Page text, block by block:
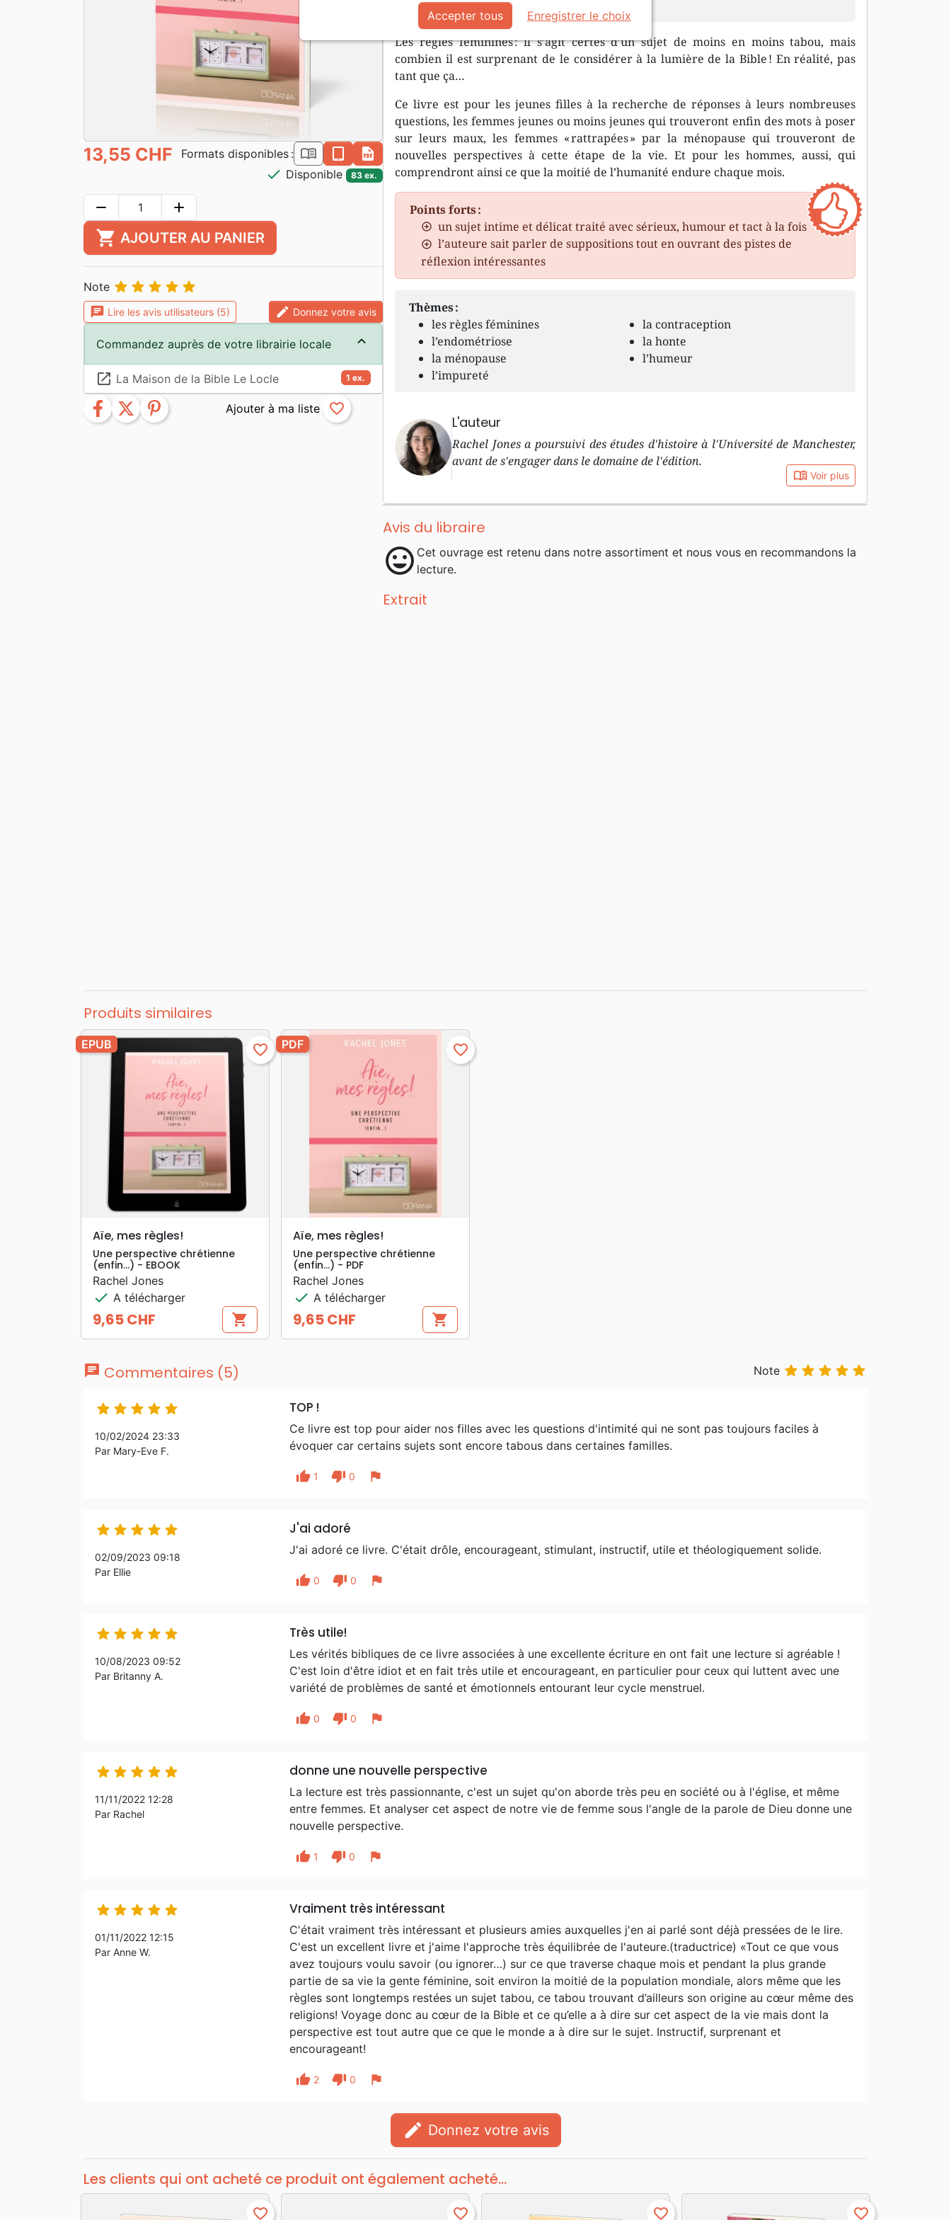
fonctionne pas correctement
Les règles féminines : il s’agit certes d’un sujet de moins en moins tabou, mais
combien il est surprenant de le considérer à la lumière de la Bible ! En réalité, pas
tant que ça…
Ce livre est pour les jeunes filles à la recherche de réponses à leurs nombreuses
questions, les femmes jeunes ou moins jeunes qui trouveront enfin des mots à poser
sur leurs maux, les femmes « rattrapées » par la ménopause qui trouveront de
nouvelles perspectives à cette étape de la vie. Et pour les hommes, aussi, qui
comprendront ainsi ce que la moitié de l’humanité endure chaque mois.
Points forts :
un sujet intime et délicat traité avec sérieux, humour et tact à la fois
l’auteure sait parler de suppositions tout en ouvrant des pistes de
réflexion intéressantes
Thèmes :
les règles féminines
l’endométriose
la ménopause
l’impureté
la contraception
la honte
l’humeur
L'auteur
Rachel Jones a poursuivi des études d'histoire à l'Université de Manchester,
avant de s'engager dans le domaine de l'édition.
book_open Voir plus
Avis du libraire
mood Cet ouvrage est retenu dans notre assortiment et nous vous en recommandons la
lecture.
Extrait
13,55 CHF Formats disponibles : book_open epub
pdf
check Disponible 83 ex.
remove add
shopping_cart AJOUTER AU PANIER
Note     
chat Lire les avis utilisateurs (5) edit Donnez votre avis
Commandez auprès de votre librairie locale
1 ex.
launch La Maison de la Bible Le Locle
facebook twitter pinterest favorite_border
Produits similaires
search APERÇU RAPIDE
EPUB favorite_border
Aïe, mes règles!
Une perspective chrétienne
(enfin…) - EBOOK
Rachel Jones
check A télécharger
Prix
9,65 CHF shopping_cart
search APERÇU RAPIDE
PDF favorite_border
Aïe, mes règles!
Une perspective chrétienne
(enfin…) - PDF
Rachel Jones
check A télécharger
Prix
9,65 CHF shopping_cart
chat Commentaires (5) Note     
    
10/02/2024 23:33
Par Mary-Eve F.
TOP !
Ce livre est top pour aider nos filles avec les questions d'intimité qui ne sont pas toujours faciles à
évoquer car certains sujets sont encore tabous dans certaines familles.
thumb_up 1 thumb_down 0 flag
    
02/09/2023 09:18
Par Ellie
J'ai adoré
J'ai adoré ce livre. C'était drôle, encourageant, stimulant, instructif, utile et théologiquement solide.
thumb_up 0 thumb_down 0 flag
    
10/08/2023 09:52
Par Britanny A.
Très utile!
Les vérités bibliques de ce livre associées à une excellente écriture en ont fait une lecture si agréable !
C'est loin d'être idiot et en fait très utile et encourageant, en particulier pour ceux qui luttent avec une
variété de problèmes de santé et émotionnels entourant leur cycle menstruel.
thumb_up 0 thumb_down 0 flag
    
11/11/2022 12:28
Par Rachel
donne une nouvelle perspective
La lecture est très passionnante, c'est un sujet qu'on aborde très peu en société ou à l'église, et même
entre femmes. Et analyser cet aspect de notre vie de femme sous l'angle de la parole de Dieu donne une
nouvelle perspective.
thumb_up 1 thumb_down 0 flag
    
01/11/2022 12:15
Par Anne W.
Vraiment très intéressant
C'était vraiment très intéressant et plusieurs amies auxquelles j'en ai parlé sont déjà pressées de le lire.
C'est un excellent livre et j'aime l'approche très équilibrée de l'auteure.(traductrice) «Tout ce que vous
avez toujours voulu savoir (ou ignorer…) sur ce que traverse chaque mois et pendant la plus grande
partie de sa vie la gente féminine, soit environ la moitié de la population mondiale, alors même que les
règles sont longtemps restées un sujet tabou, ce tabou trouvant d’ailleurs son origine au cœur même des
religions! Voyage donc au cœur de la Bible et ce qu’elle a à dire sur cet aspect de la vie mais dont la
perspective est tout autre que ce que le monde a à dire sur le sujet. Instructif, surprenant et
encourageant!
thumb_up 2 thumb_down 0 flag
edit Donnez votre avis
Les clients qui ont acheté ce produit ont également acheté...
favorite_border favorite_border favorite_border favorite_border
Accepter tous Enregistrer le choix